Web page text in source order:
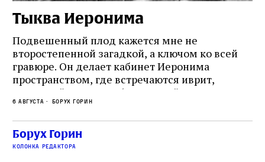
Тыква Иеронима
Подвешенный плод кажется мне не
второстепенной загадкой, а ключом ко всей
гравюре. Он делает кабинет Иеронима
пространством, где встречаются иврит,
греческий и латынь; буквальный смысл и
церковная традиция; филологическая
точность и понятность; переводчик,
убеждённый в необходимости исправления, и
читатель, воспринимающий исправление как
6 августа Борух Горин
Борух Горин
колонка редактора